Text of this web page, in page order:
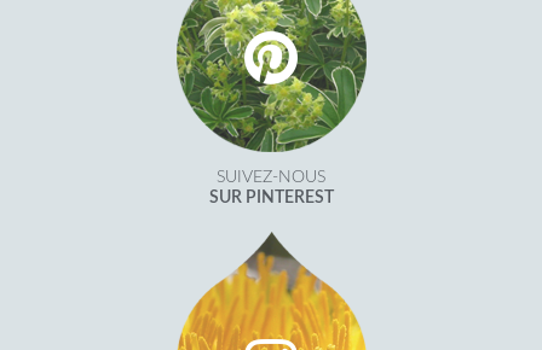
SUIVEZ-NOUS
SUR PINTEREST